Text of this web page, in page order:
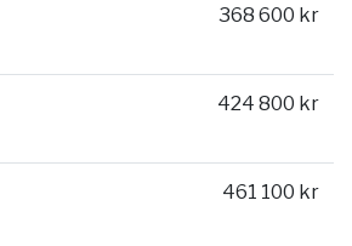
368 600 kr
424 800 kr
461 100 kr